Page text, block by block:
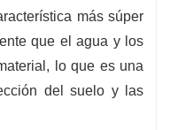
más súper
que el agua y los
lo que es una
del suelo y las